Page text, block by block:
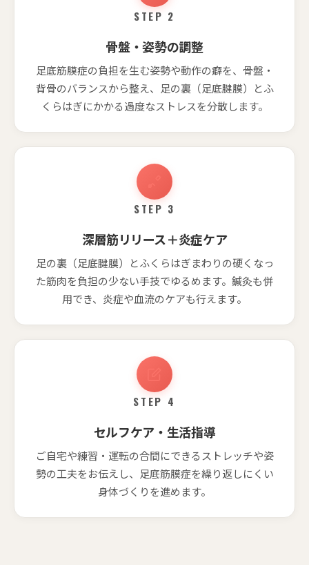
STEP 2
骨盤・姿勢の調整
足底筋膜症の負担を生む姿勢や動作の癖を、骨盤・
背骨のバランスから整え、足の裏（足底腱膜）とふ
くらはぎにかかる過度なストレスを分散します。
STEP 3
深層筋リリース＋炎症ケア
足の裏（足底腱膜）とふくらはぎまわりの硬くなっ
た筋肉を負担の少ない手技でゆるめます。鍼灸も併
用でき、炎症や血流のケアも行えます。
STEP 4
セルフケア・生活指導
ご自宅や練習・運転の合間にできるストレッチや姿
勢の工夫をお伝えし、足底筋膜症を繰り返しにくい
身体づくりを進めます。